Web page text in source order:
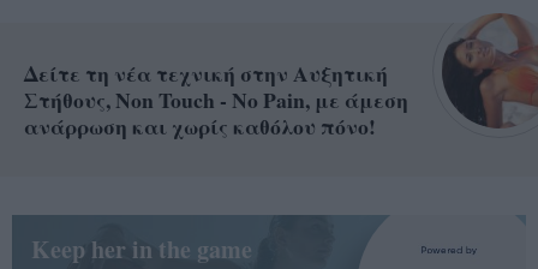
Δείτε τη νέα τεχνική στην Αυξητική
Στήθους, Non Touch - No Pain, με άμεση
ανάρρωση και χωρίς καθόλου πόνο!
Keep her in the game